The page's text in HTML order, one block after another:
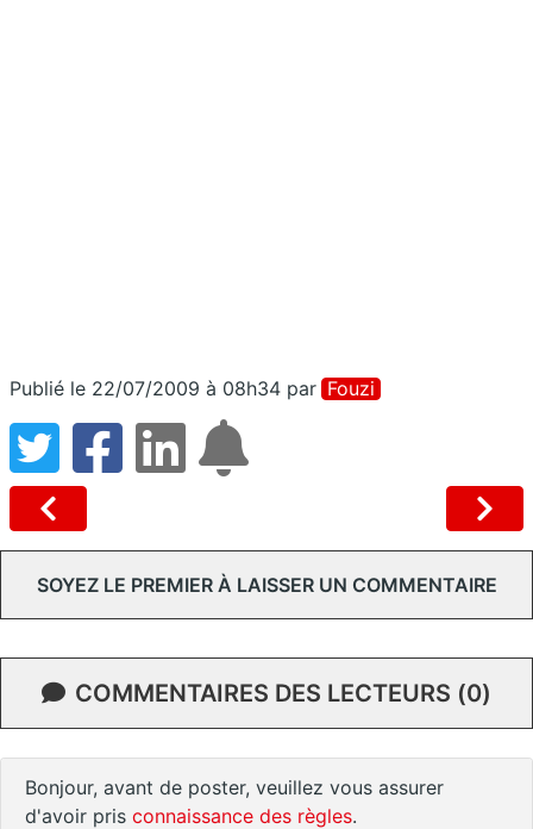
Publié le 22/07/2009 à 08h34 par Fouzi
SOYEZ LE PREMIER À LAISSER UN COMMENTAIRE
COMMENTAIRES DES LECTEURS (0)
Bonjour, avant de poster, veuillez vous assurer
d'avoir pris connaissance des règles.